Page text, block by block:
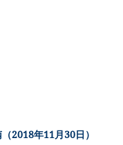
2018年11月30日）